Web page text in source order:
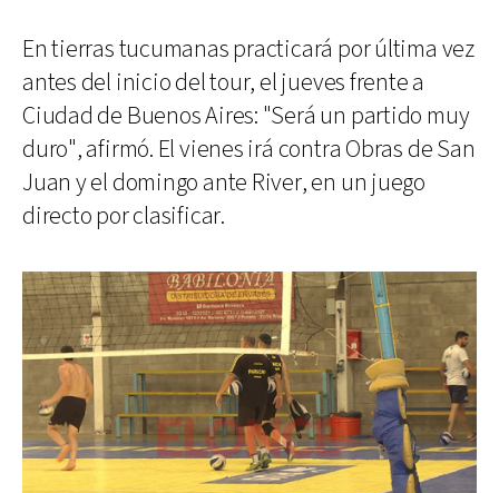
En tierras tucumanas practicará por última vez
antes del inicio del tour, el jueves frente a
Ciudad de Buenos Aires: "Será un partido muy
duro", afirmó. El vienes irá contra Obras de San
Juan y el domingo ante River, en un juego
directo por clasificar.